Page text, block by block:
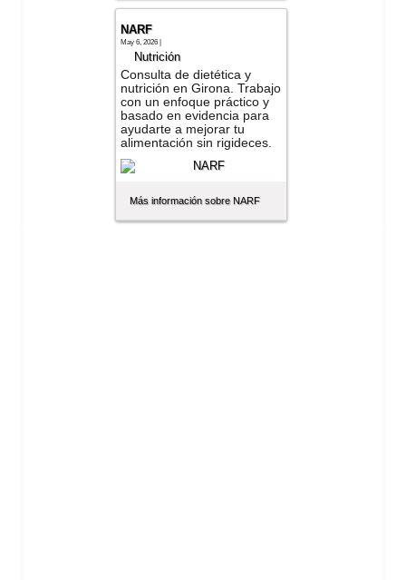
NARF
May 6, 2026 |
Nutrición
Consulta de dietética y
nutrición en Girona. Trabajo
con un enfoque práctico y
basado en evidencia para
ayudarte a mejorar tu
alimentación sin rigideces.
Más información sobre NARF